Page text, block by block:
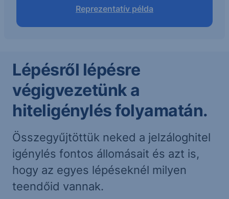
Reprezentatív példa
Lépésről lépésre
végigvezetünk a
hiteligénylés folyamatán.
Összegyűjtöttük neked a jelzáloghitel
igénylés fontos állomásait és azt is,
hogy az egyes lépéseknél milyen
teendőid vannak.